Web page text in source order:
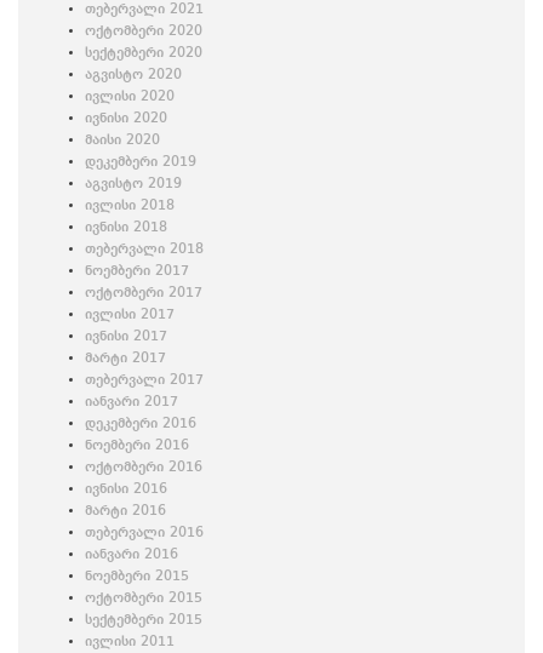
თებერვალი 2021
ოქტომბერი 2020
სექტემბერი 2020
აგვისტო 2020
ივლისი 2020
ივნისი 2020
მაისი 2020
დეკემბერი 2019
აგვისტო 2019
ივლისი 2018
ივნისი 2018
თებერვალი 2018
ნოემბერი 2017
ოქტომბერი 2017
ივლისი 2017
ივნისი 2017
მარტი 2017
თებერვალი 2017
იანვარი 2017
დეკემბერი 2016
ნოემბერი 2016
ოქტომბერი 2016
ივნისი 2016
მარტი 2016
თებერვალი 2016
იანვარი 2016
ნოემბერი 2015
ოქტომბერი 2015
სექტემბერი 2015
ივლისი 2011